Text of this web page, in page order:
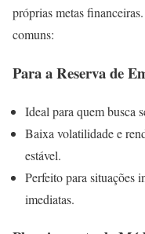
próprias metas
comuns:
Para a Reserva de
Ideal para quem busca
Baixa volatilidade e
estável.
Perfeito para situações
imediatas.